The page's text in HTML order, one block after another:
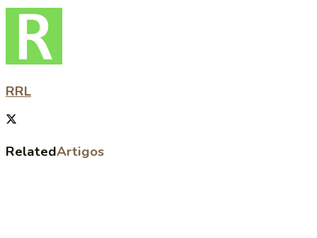
RRL
RelatedArtigos